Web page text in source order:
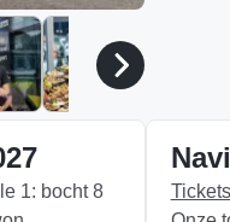
1: bocht 8